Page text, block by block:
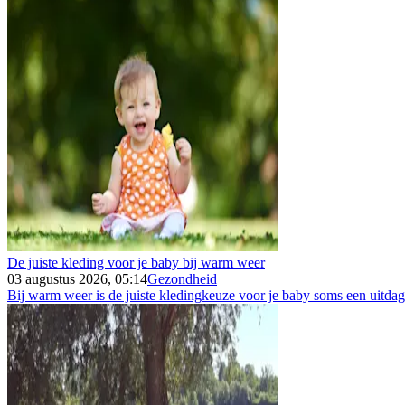
De juiste kleding voor je baby bij warm weer
03 augustus 2026, 05:14Gezondheid
Bij warm weer is de juiste kledingkeuze voor je baby soms een